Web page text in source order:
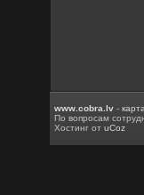
www.cobra.lv -
По вопросам
Хостинг отuCoz